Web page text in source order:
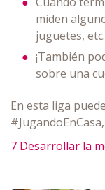
miden
juguetes, etc.
¡También
sobre una
En esta liga
7 Desarrollar la